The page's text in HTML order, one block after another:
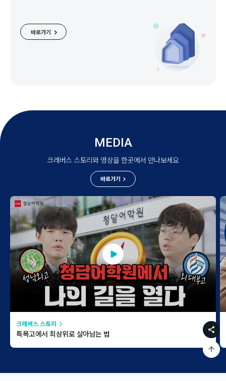
바로가기
MEDIA
크레버스 스토리와 영상을 한곳에서 만나보세요
바로가기
크레버스 스토리
특목고에서 최상위로 살아남는 법